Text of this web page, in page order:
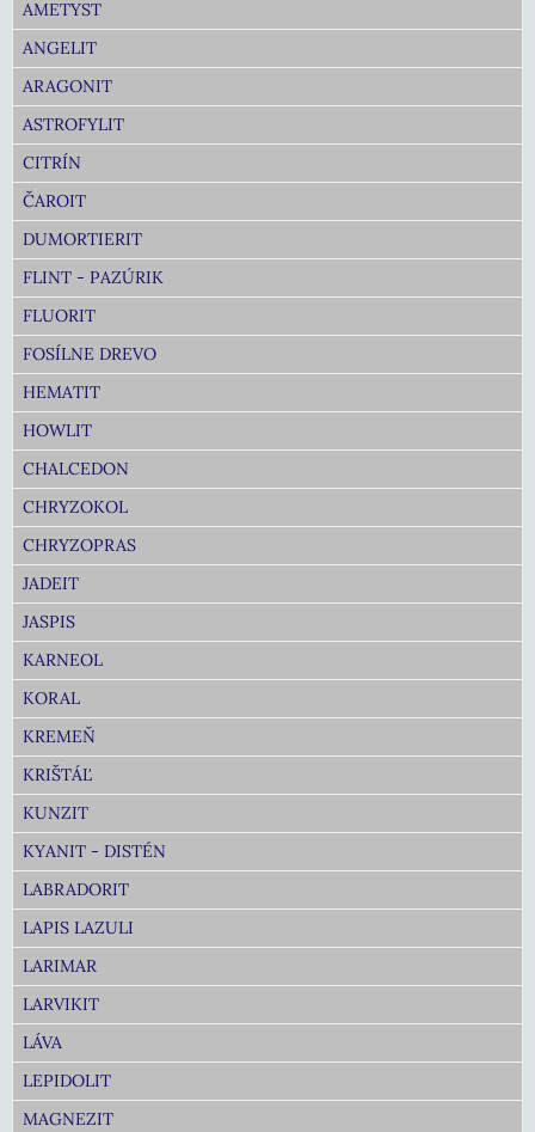
AMETYST
ANGELIT
ARAGONIT
ASTROFYLIT
CITRÍN
ČAROIT
DUMORTIERIT
FLINT - PAZÚRIK
FLUORIT
FOSÍLNE DREVO
HEMATIT
HOWLIT
CHALCEDON
CHRYZOKOL
CHRYZOPRAS
JADEIT
JASPIS
KARNEOL
KORAL
KREMEŇ
KRIŠTÁĽ
KUNZIT
KYANIT - DISTÉN
LABRADORIT
LAPIS LAZULI
LARIMAR
LARVIKIT
LÁVA
LEPIDOLIT
MAGNEZIT